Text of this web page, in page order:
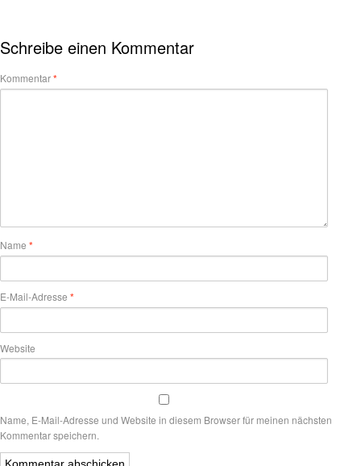
Schreibe einen Kommentar
Kommentar*
Name *
E-Mail-Adresse *
Website
Name, E-Mail-Adresse und Website in diesem Browser für meinen nächsten
Kommentar speichern.